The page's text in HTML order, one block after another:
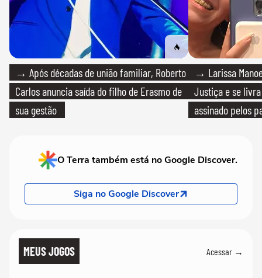
→ Após décadas de união familiar, Roberto
Carlos anuncia saída do filho de Erasmo de
sua gestão
→ Larissa
Justiça e se
assinado pelos
O Terra também está no Google Discover.
Siga no Google Discover
MEUS JOGOS Acessar →